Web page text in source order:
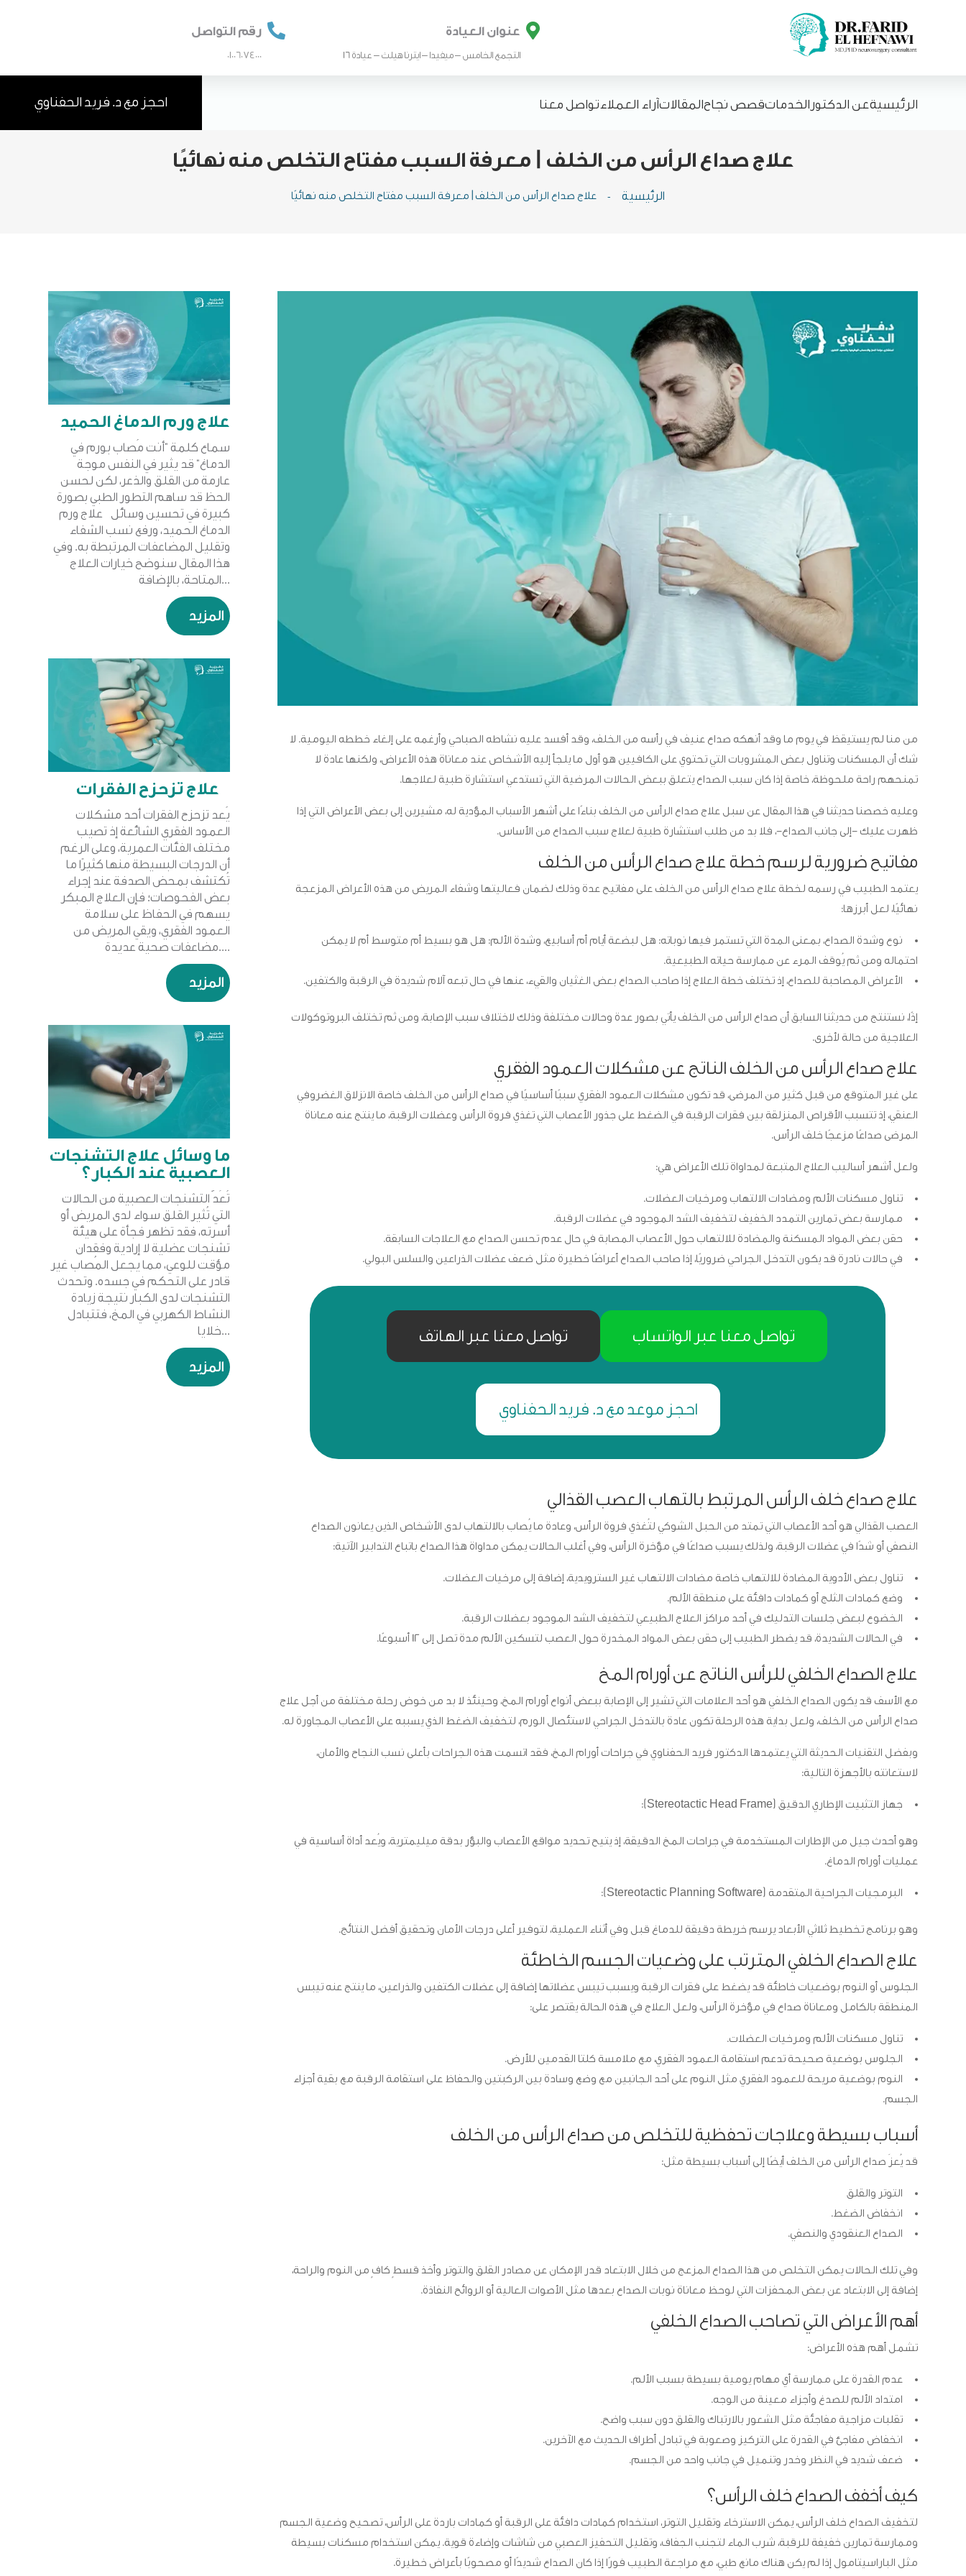
 عنوان العيادة
التجمع الخامس – ميفيدا – ايترنا هيلث – عيادة 16
 رقم التواصل
01006074000
احجز مع د. فريد الحفناوي الرئيسيةعن الدكتور الخدماتقصص نجاحالمقالاتآراء العملاءتواصل معنا
علاج صداع الرأس من الخلف | معرفة السبب مفتاح التخلص منه نهائيًا
الرئيسية - علاج صداع الرأس من الخلف | معرفة السبب مفتاح التخلص منه نهائيًا
علاج ورم الدماغ الحميد
سماع كلمة "أنت مُصاب بورم في
الدماغ" قد يثير في النفس موجة
عارمة من القلق والذعر، لكن لحسن
الحظ قد ساهم التطور الطبي بصورة
كبيرة في تحسين وسائل علاج ورم
الدماغ الحميد، ورفع نسب الشفاء
وتقليل المضاعفات المرتبطة به. وفي
هذا المقال سنوضح خيارات العلاج
المتاحة، بالإضافة...
المزيد
يُعد تزحزح الفقرات أحد مشكلات
العمود الفقري الشائعة إذ تصيب
مختلف الفئات العمرية، وعلى الرغم
أن الدرجات البسيطة منها كثيرًا ما
تُكتشف بمحض الصدفة عند إجراء
بعض الفحوصات؛ فإن العلاج المبكر
يسهم في الحفاظ على سلامة
العمود الفقري، ويقي المريض من
مضاعفات صحية عديدة....
المزيد
ما وسائل علاج التشنجات
العصبية عند الكبار؟
تُعَدّ التشنجات العصبية من الحالات
التي تُثير القلق سواء لدى المريض أو
أسرته، فقد تظهر فجأة على هيئة
تشنجات عضلية لا إرادية وفقدان
مؤقت للوعي، مما يجعل المُصاب غير
قادر على التحكم في جسده. وتحدث
التشنجات لدى الكبار نتيجة زيادة
النشاط الكهربي في المخ، فتتبادل
خلايا...
المزيد
من منا لم يستيقظ في يوم ما وقد أنهكه صداع عنيف في رأسه من الخلف، وقد أفسد عليه نشاطه الصباحي وأرغمه على إلغاء خططه اليومية. لا
شك أن المسكنات وتناول بعض المشروبات التي تحتوي على الكافيين هو أول ما يلجأ إليه الأشخاص عند معاناة هذه الأعراض، ولكنها عادة لا
تمنحهم راحة ملحوظة، خاصة إذا كان سبب الصداع يتعلق ببعض الحالات المرضية التي تستدعي استشارة طبية لعلاجها.
وعليه خصصنا حديثنا في هذا المقال عن سبل علاج صداع الرأس من الخلف بناءًا على أشهر الأسباب المؤدية له، مشيرين إلى بعض الأعراض التي إذا
ظهرت عليك -إلى جانب الصداع-، فلا بد من طلب استشارة طبية لعلاج سبب الصداع من الأساس.
مفاتيح ضرورية لرسم خطة علاج صداع الرأس من الخلف
يعتمد الطبيب في رسمه لخطة علاج صداع الرأس من الخلف على مفاتيح عدة وذلك لضمان فعاليتها وشفاء المريض من هذه الأعراض المزعجة
نهائيًا، لعل أبرزها:
نوع وشدة الصداع، بمعنى المدة التي تستمر فيها نوباته: هل لبضعة أيام أم أسابيع، وشدة الألم: هل هو بسيط أم متوسط أم لا يمكن
احتماله ومن ثم يُوقف المرء عن ممارسة حياته الطبيعية.
الأعراض المصاحبة للصداع، إذ تختلف خطة العلاج إذا صاحب الصداع بعض الغثيان والقيء، عنها في حال تبعه آلام شديدة في الرقبة والكتفين.
إذًا، نستنتج من حديثنا السابق أن صداع الرأس من الخلف يأتي بصور عدة وحالات مختلفة وذلك لاختلاف سبب الإصابة، ومن ثم تختلف البروتوكولات
العلاجية من حالة لأخرى.
علاج صداع الرأس من الخلف الناتج عن مشكلات العمود الفقري
على غير المتوقع من قبل كثير من المرضى، قد تكون مشكلات العمود الفقري سببًا أساسيًا في صداع الرأس من الخلف خاصة الانزلاق الغضروفي
العنقي، إذ تتسبب الأقراص المنزلقة بين فقرات الرقبة في الضغط على جذور الأعصاب التي تغذي فروة الرأس وعضلات الرقبة، ما ينتج عنه معاناة
المرضى صداعًا مزعجًا خلف الرأس.
ولعل أشهر أساليب العلاج المتبعة لمداواة تلك الأعراض هي:
تناول مسكنات الألم ومضادات الالتهاب ومرخيات العضلات.
ممارسة بعض تمارين التمدد الخفيف لتخفيف الشد الموجود في عضلات الرقبة.
حقن بعض المواد المسكنة والمضادة للالتهاب حول الأعصاب المصابة في حال عدم تحسن الصداع مع العلاجات السابقة.
في حالات نادرة قد يكون التدخل الجراحي ضروريًا، إذا صاحب الصداع أعراضًا خطيرة مثل ضعف عضلات الذراعين والسلس البولي.
تواصل معنا عبر الواتساب تواصل معنا عبر الهاتف
احجز موعد مع د. فريد الحفناوي
علاج صداع خلف الرأس المرتبط بالتهاب العصب القذالي
العصب القذالي هو أحد الأعصاب التي تمتد من الحبل الشوكي لتُغذي فروة الرأس، وعادة ما يُصاب بالالتهاب لدى الأشخاص الذين يعانون الصداع
النصفي أو شدًا في عضلات الرقبة، ولذلك يسبب صداعًا في مؤخرة الرأس، وفي أغلب الحالات يمكن مداواة هذا الصداع باتباع التدابير الآتية:
تناول بعض الأدوية المضادة للالتهاب خاصة مضادات الالتهاب غير السترويدية، إضافة إلى مرخيات العضلات.
وضع كمادات الثلج أو كمادات دافئة على منطقة الألم.
الخضوع لبعض جلسات التدليك في أحد مراكز العلاج الطبيعي لتخفيف الشد الموجود بعضلات الرقبة.
في الحالات الشديدة، قد يضطر الطبيب إلى حقن بعض المواد المخدرة حول العصب لتسكين الألم مدة تصل إلى 12 أسبوعًا.
علاج الصداع الخلفي للرأس الناتج عن أورام المخ
مع الأسف قد يكون الصداع الخلفي هو أحد العلامات التي تشير إلى الإصابة ببعض أنواع أورام المخ، وحينئذ لا بد من خوض رحلة مختلفة من أجل علاج
صداع الرأس من الخلف، ولعل بداية هذه الرحلة تكون عادة بالتدخل الجراحي لاستئصال الورم، لتخفيف الضغط الذي يسببه على الأعصاب المجاورة له.
وبفضل التقنيات الحديثة التي يعتمدها الدكتور فريد الحفناوي في جراحات أورام المخ، فقد اتسمت هذه الجراحات بأعلى نسب النجاح والأمان،
لاستعانته بالأجهزة التالية:
جهاز التثبيت الإطاري الدقيق (Stereotactic Head Frame):
وهو أحدث جيل من الإطارات المستخدمة في جراحات المخ الدقيقة، إذ يتيح تحديد مواقع الأعصاب والبؤر بدقة ميليمترية، ويُعد أداة أساسية في
عمليات أورام الدماغ.
البرمجيات الجراحية المتقدمة (Stereotactic Planning Software):
وهو برنامج تخطيط ثلاثي الأبعاد يرسم خريطة دقيقة للدماغ قبل وفي أثناء العملية، لتوفير أعلى درجات الأمان وتحقيق أفضل النتائج.
علاج الصداع الخلفي المترتب على وضعيات الجسم الخاطئة
الجلوس أو النوم بوضعيات خاطئة قد يضغط على فقرات الرقبة ويسبب تيبس عضلاتها إضافة إلى عضلات الكتفين والذراعين، ما ينتج عنه تيبس
المنطقة بالكامل ومعاناة صداع في مؤخرة الرأس، ولعل العلاج في هذه الحالة يقتصر على:
تناول مسكنات الألم ومرخيات العضلات.
الجلوس بوضعية صحيحة تدعم استقامة العمود الفقري، مع ملامسة كلتا القدمين للأرض.
النوم بوضعية مريحة للعمود الفقري مثل النوم على أحد الجانبين مع وضع وسادة بين الركبتين والحفاظ على استقامة الرقبة مع بقية أجزاء
الجسم.
أسباب بسيطة وعلاجات تحفظية للتخلص من صداع الرأس من الخلف
قد يُعزَ صداع الرأس من الخلف أيضًا إلى أسباب بسيطة مثل:
التوتر والقلق
انخفاض الضغط.
الصداع العنقودي والنصفي.
وفي تلك الحالات يمكن التخلص من هذا الصداع المزعج من خلال الابتعاد قدر الإمكان عن مصادر القلق والتوتر وأخذ قسطٍ كافٍ من النوم والراحة،
إضافة إلى الابتعاد عن بعض المحفزات التي لوحظ معاناة نوبات الصداع بعدها مثل الأصوات العالية أو الروائح النفاذة.
أهم الأعراض التي تصاحب الصداع الخلفي
تشمل أهم هذه الأعراض:
عدم القدرة على ممارسة أي مهام يومية بسيطة بسبب الألم.
امتداد الألم للصدغ وأجزاء معينة من الوجه.
تقلبات مزاجية مفاجئة مثل الشعور بالارتباك والقلق دون سبب واضح.
انخفاض مفاجئ في القدرة على التركيز وصعوبة في تبادل أطراف الحديث مع الآخرين.
ضعف شديد في النظر وخدر وتنميل في جانب واحد من الجسم.
كيف أخفف الصداع خلف الرأس؟
لتخفيف الصداع خلف الرأس، يمكن الاسترخاء وتقليل التوتر، استخدام كمادات دافئة على الرقبة أو كمادات باردة على الرأس، تصحيح وضعية الجسم
وممارسة تمارين خفيفة للرقبة، شرب الماء لتجنب الجفاف، وتقليل التحفيز العصبي من شاشات وإضاءة قوية. يمكن استخدام مسكنات بسيطة
مثل الباراسيتامول إذا لم يكن هناك مانع طبي، مع مراجعة الطبيب فورًا إذا كان الصداع شديدًا أو مصحوبًا بأعراض خطيرة.